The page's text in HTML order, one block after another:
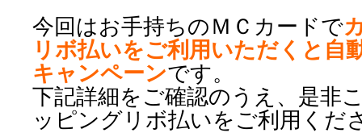
今回はお手持ちのＭＣカードで
リボ払いをご利用いただくと自
キャンペーンです。
下記詳細をご確認のうえ、是非
ッピングリボ払いをご利用くだ